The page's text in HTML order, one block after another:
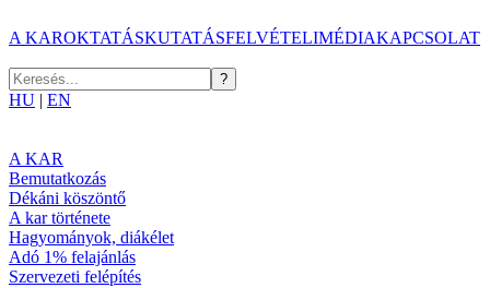
A KAROKTATÁSKUTATÁSFELVÉTELIMÉDIAKAPCSOLAT
HU | EN
A KAR
Bemutatkozás
Dékáni köszöntő
A kar története
Hagyományok, diákélet
Adó 1% felajánlás
Szervezeti felépítés